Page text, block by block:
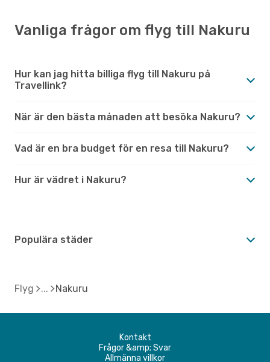
Vanliga frågor om flyg till Nakuru
Hur kan jag hitta billiga flyg till Nakuru på
Travellink?
När är den bästa månaden att besöka Nakuru?
Vad är en bra budget för en resa till Nakuru?
Hur är vädret i Nakuru?
Populära städer
Flyg Nakuru
Kontakt
Frågor &amp; Svar
Allmänna villkor